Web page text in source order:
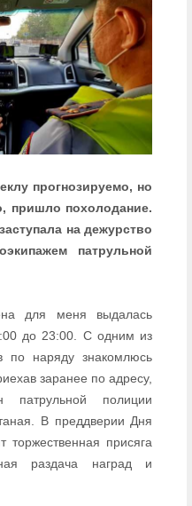
прогнозируемо, но
пришло похолодание.
на дежурство
патрульной
для меня выдалась
до 23:00. С одним из
по наряду знакомлюсь
заранее по адресу,
патрульной полиции
В преддверии Дня
торжественная присяга
раздача наград и